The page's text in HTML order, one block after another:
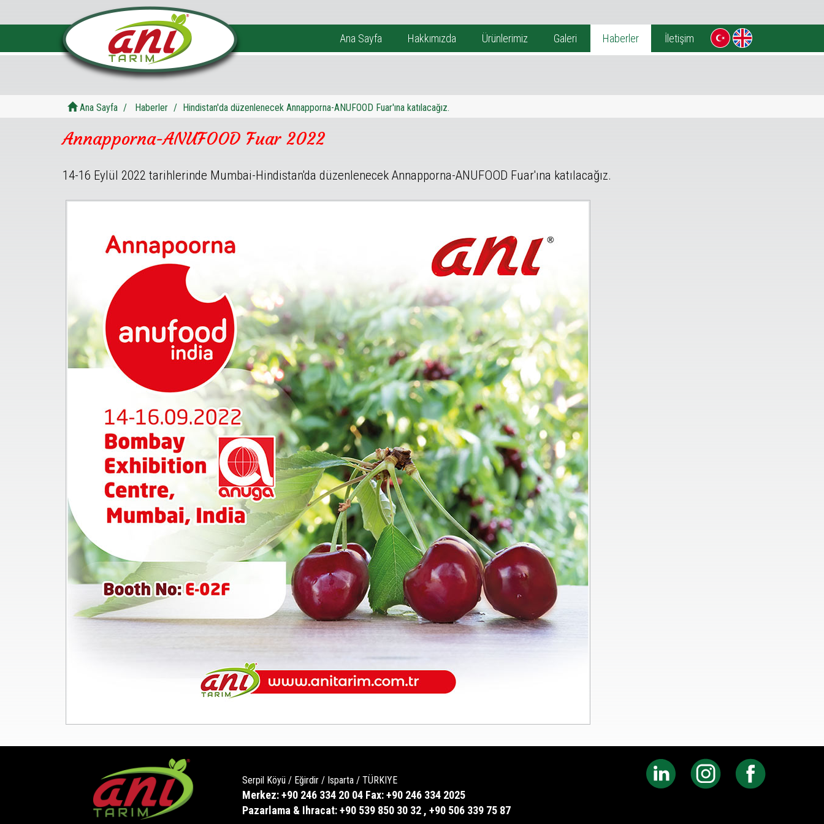
Ana Sayfa Hakkımızda Ürünlerimiz Galeri Haberler İletişim
Ana Sayfa Haberler Hindistan'da düzenlenecek Annapporna-ANUFOOD Fuar'ına katılacağız.
Annapporna-ANUFOOD Fuar 2022
14-16 Eylül 2022 tarihlerinde Mumbai-Hindistan'da düzenlenecek Annapporna-ANUFOOD Fuar'ına katılacağız.
Serpil Köyü / Eğirdir / Isparta / TÜRKIYE
Merkez: +90 246 334 20 04 Fax: +90 246 334 2025
Pazarlama & Ihracat: +90 539 850 30 32 , +90 506 339 75 87